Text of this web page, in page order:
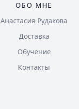
ОБО МНЕ
Анастасия Рудакова
Доставка
Обучение
Контакты